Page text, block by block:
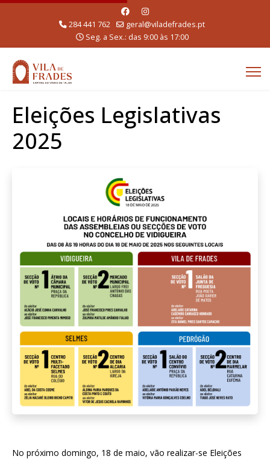
284 441 762
geral@viladefrades.pt
Seg. a Sex.: das 9:00 às 17:00
Eleições Legislativas
2025
No próximo domingo, 18 de maio, vão realizar-se Eleições